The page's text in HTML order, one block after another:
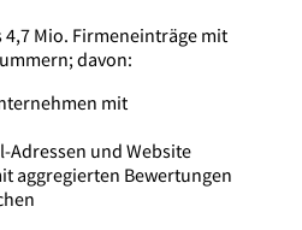
4,7 Mio. Firmeneinträge mit
davon:
mit
Adressen und Website
aggregierten Bewertungen